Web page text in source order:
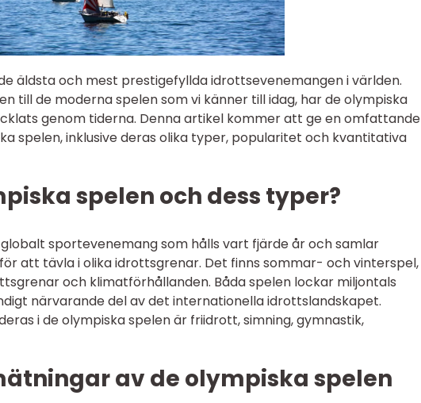
äldsta och mest prestigefyllda idrottsevenemangen i världen.
till de moderna spelen som vi känner till idag, har de olympiska
genom tiderna. Denna artikel kommer att ge en omfattande
spelen, inklusive deras olika typer, popularitet och kvantitativa
spelen och dess typer?
sportevenemang som hålls vart fjärde år och samlar
att tävla i olika idrottsgrenar. Det finns sommar- och vinterspel,
och klimatförhållanden. Båda spelen lockar miljontals
närvarande del av det internationella idrottslandskapet.
i de olympiska spelen är friidrott, simning, gymnastik,
av de olympiska spelen